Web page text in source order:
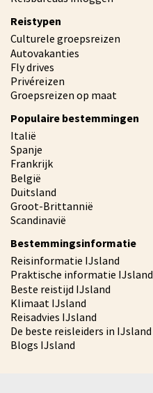
Reistypen
Culturele groepsreizen
Autovakanties
Fly drives
Privéreizen
Groepsreizen op maat
Populaire bestemmingen
Italië
Spanje
Frankrijk
België
Duitsland
Groot-Brittannië
Scandinavië
Bestemmingsinformatie
Reisinformatie IJsland
Praktische informatie IJsland
Beste reistijd IJsland
Klimaat IJsland
Reisadvies IJsland
De beste reisleiders in IJsland
Blogs IJsland